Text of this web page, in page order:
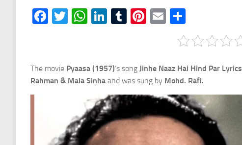
Facebook
TwitterWhatsApp
LinkedIn
Tumblr
Pinterest
Email
The movie Pyaasa (1957)‘s song Jinhe Naaz Hai Hind Par Lyrics
Rahman & Mala Sinha and was sung by Mohd. Rafi.